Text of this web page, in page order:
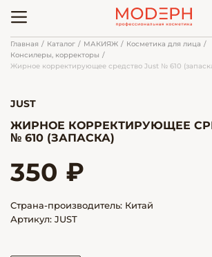
Главная Каталог МАКИЯЖ
Косметика для лица
Консилеры, корректоры
Жирное корректирующее средство Just № 610
JUST
ЖИРНОЕ КОРРЕКТИРУЮЩЕЕ
№ 610 (ЗАПАСКА)
350 ₽
Страна-производитель: Китай
Артикул: JUST